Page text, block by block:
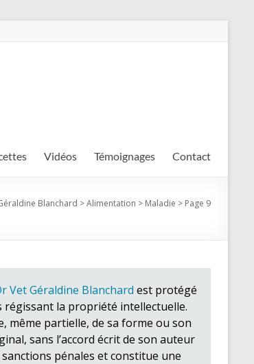
Vidéos Témoignages Contact
Blanchard >Alimentation > Maladie > Page 9
Vet Géraldine Blanchard est protégé
régissant la propriété intellectuelle.
même partielle, de sa forme ou son
sans l’accord écrit de son auteur
sanctions pénales et constitue une